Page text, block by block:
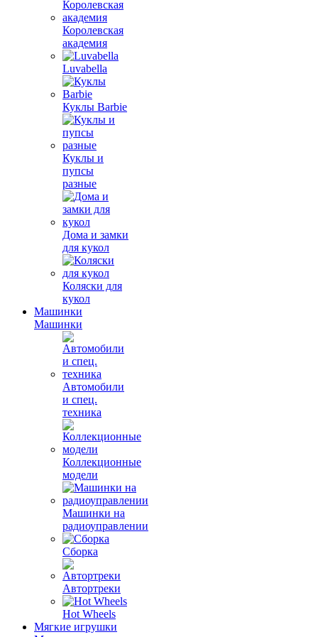
Королевская
академия
Luvabella
Куклы Barbie
Куклы и
пупсы
разные
Дома и замки
для кукол
Коляски для
кукол
Машинки
Машинки
Автомобили
и спец.
техника
Коллекционные
модели
Машинки на
радиоуправлении
Сборка
Автортреки
Hot Wheels
Мягкие игрушки